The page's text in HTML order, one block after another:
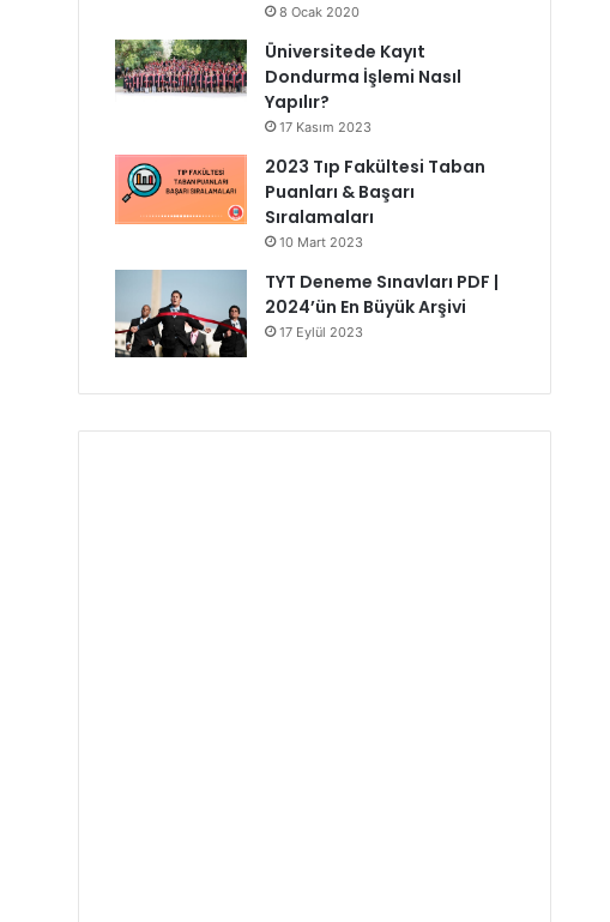
8 Ocak 2020
Üniversitede Kayıt
Dondurma İşlemi Nasıl
Yapılır?
17 Kasım 2023
2023 Tıp Fakültesi Taban
Puanları & Başarı
Sıralamaları
10 Mart 2023
TYT Deneme Sınavları PDF |
2024’ün En Büyük Arşivi
17 Eylül 2023